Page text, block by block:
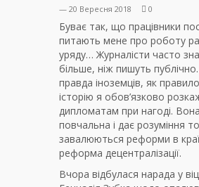
— 20 Вересня 2018 0
Буває так, що працівники
питають мене про роботу
уряду… Журналісти часто
більше, ніж пишуть
правда іноземців, як
історію я обов’язково
дипломатам при нагоді.
повчальна і дає розуміння
завалюються реформи в
реформа децентралізації.
Вчора відбулася нарада у